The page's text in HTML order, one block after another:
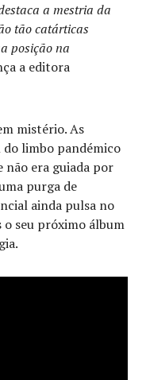
a mestria da
tão catárticas
posição na
a editora
mistério. As
do limbo pandémico
não era guiada por
purga de
ainda pulsa no
o seu próximo álbum